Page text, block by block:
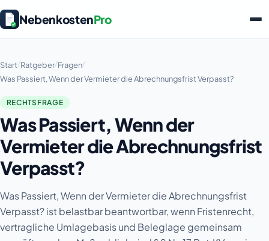
NebenkostenPro
Start/Ratgeber/Fragen/
Was Passiert, Wenn der Vermieter die Abrechnungsfrist Verpasst?
RECHTSFRAGE
Was Passiert, Wenn der
Vermieter die Abrechnungsfrist
Verpasst?
Was Passiert, Wenn der Vermieter die Abrechnungsfrist
Verpasst? ist belastbar beantwortbar, wenn Fristenrecht,
vertragliche Umlagebasis und Beleglage gemeinsam